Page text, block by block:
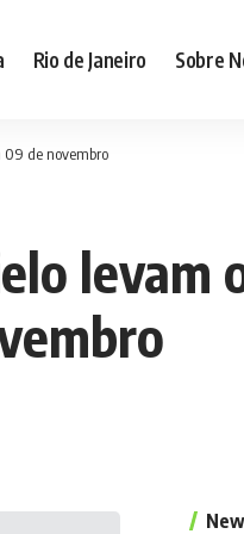
Rio de Janeiro Sobre
09 de novembro
levam